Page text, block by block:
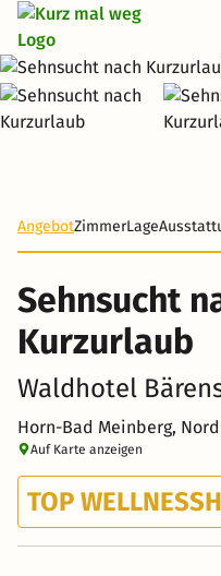
AngebotZimmerLage
Sehnsucht
Kurzurlaub
Waldhotel
Horn-Bad Meinberg,
Auf Karte anzeigen
TOP